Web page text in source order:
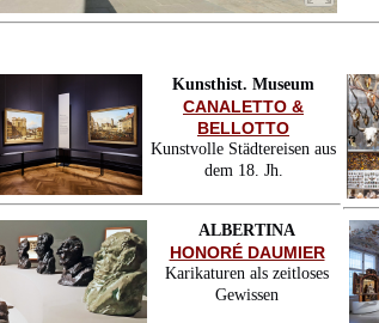
Kunsthist. Museum
CANALETTO &
BELLOTTO
Kunstvolle Städtereisen aus
dem 18. Jh.
ALBERTINA
HONORÉ DAUMIER
Karikaturen als zeitloses
Gewissen